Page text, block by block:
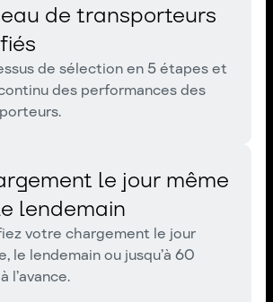
de transporteurs
de sélection en 5 étapes et
des performances des
le jour même
lendemain
votre chargement le jour
le lendemain ou jusqu’à 60
l’avance.